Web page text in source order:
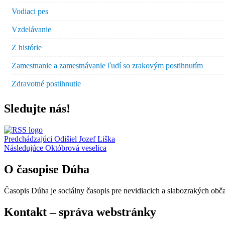
Vodiaci pes
Vzdelávanie
Z histórie
Zamestnanie a zamestnávanie ľudí so zrakovým postihnutím
Zdravotné postihnutie
Sledujte nás!
Navigácia
v
článku
Predchádzajúci Odišiel Jozef Liška
Následujúce Októbrová veselica
O časopise Dúha
Časopis Dúha je sociálny časopis pre nevidiacich a slabozrakých
Kontakt – správa webstránky